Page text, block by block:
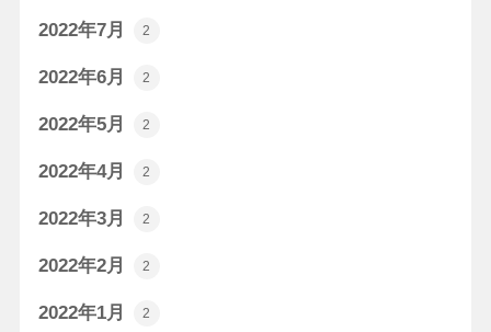
2022年7月 2
2022年6月 2
2022年5月 2
2022年4月 2
2022年3月 2
2022年2月 2
2022年1月 2